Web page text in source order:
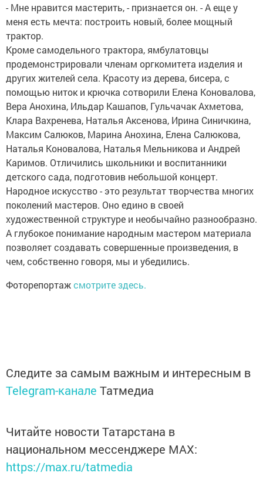
- Мне нравится мастерить, - признается он. - А еще у
меня есть мечта: построить новый, более мощный
трактор.
Кроме самодельного трактора, ямбулатовцы
продемонстрировали членам оргкомитета изделия и
других жителей села. Красоту из дерева, бисера, с
помощью ниток и крючка сотворили Елена Коновалова,
Вера Анохина, Ильдар Кашапов, Гульчачак Ахметова,
Клара Вахренева, Наталья Аксенова, Ирина Синичкина,
Максим Салюков, Марина Анохина, Елена Салюкова,
Наталья Коновалова, Наталья Мельникова и Андрей
Каримов. Отличились школьники и воспитанники
детского сада, подготовив небольшой концерт.
Народное искусство - это результат творчества многих
поколений мастеров. Оно едино в своей
художественной структуре и необычайно разнообразно.
А глубокое понимание народным мастером материала
позволяет создавать совершенные произведения, в
чем, собственно говоря, мы и убедились.
Фоторепортажсмотрите здесь.
Следите за самым важным и интересным в
Telegram-канале Татмедиа
Читайте новости Татарстана в
национальном мессенджере MАХ:
https://max.ru/tatmedia